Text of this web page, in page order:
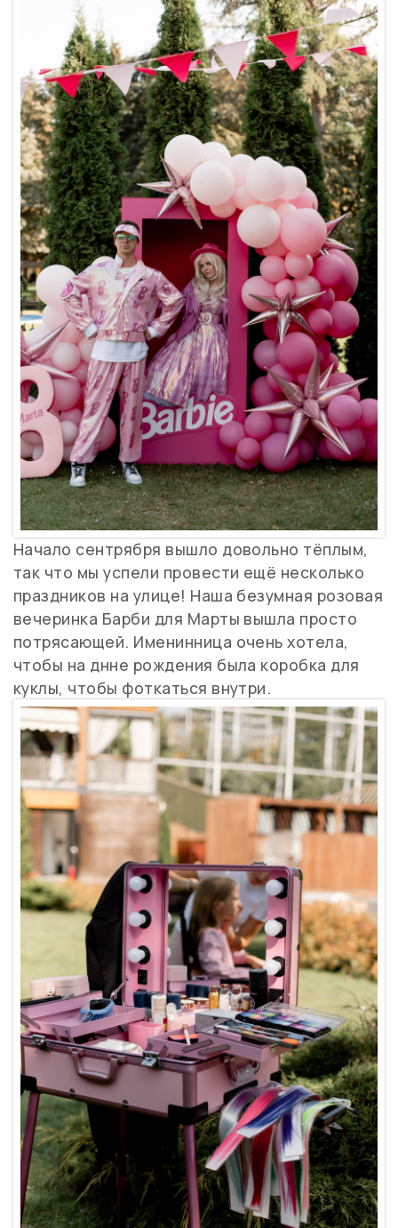
Начало сентрября вышло довольно тёплым,
так что мы успели провести ещё несколько
праздников на улице! Наша безумная розовая
вечеринка Барби для Марты вышла просто
потрясающей. Именинница очень хотела,
чтобы на днне рождения была коробка для
куклы, чтобы фоткаться внутри.